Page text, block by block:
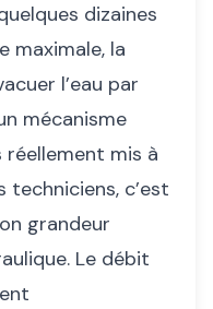
dizaines
maximale, la
l’eau par
mécanisme
réellement mis à
techniciens, c’est
grandeur
Le débit